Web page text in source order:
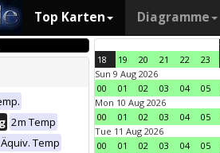
Top Karten Diagramme
2m Temp
Temp
18 19 20 21 22 23
Sun 9 Aug 2026
00
01 02 03 04 05
Mon 10 Aug 2026
00
01 02 03 04 05
Tue 11 Aug 2026
00
01 02 03 04 05